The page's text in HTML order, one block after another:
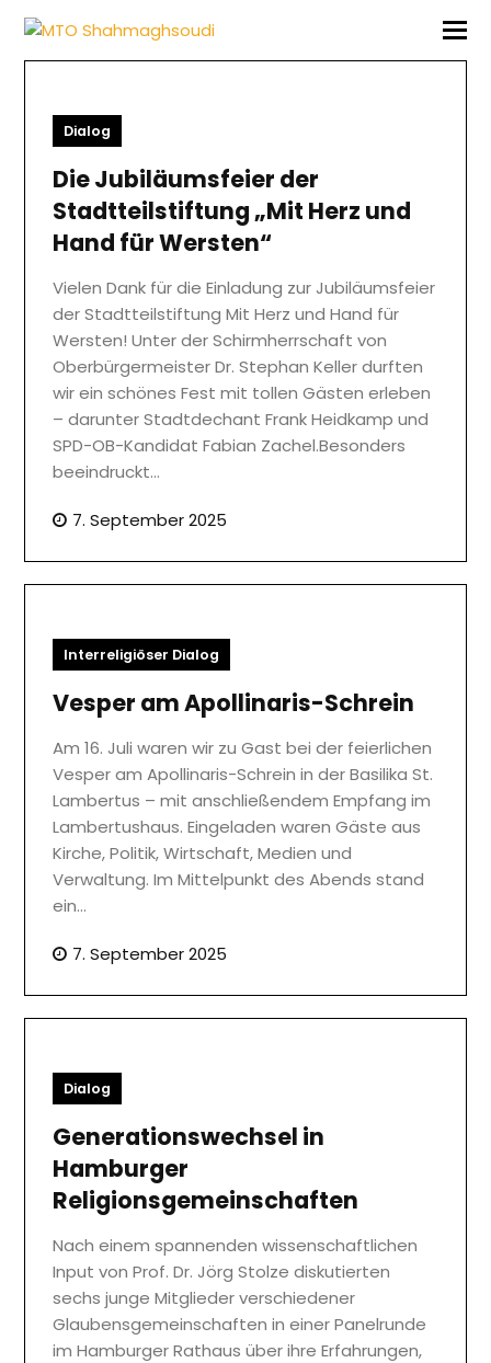
Dialog
Die Jubiläumsfeier der
Stadtteilstiftung „Mit Herz und
Hand für Wersten“
Vielen Dank für die Einladung zur Jubiläumsfeier
der Stadtteilstiftung Mit Herz und Hand für
Wersten! Unter der Schirmherrschaft von
Oberbürgermeister Dr. Stephan Keller durften
wir ein schönes Fest mit tollen Gästen erleben
– darunter Stadtdechant Frank Heidkamp und
SPD-OB-Kandidat Fabian Zachel.Besonders
beeindruckt…
7. September 2025
Interreligiöser Dialog
Vesper am Apollinaris-Schrein
Am 16. Juli waren wir zu Gast bei der feierlichen
Vesper am Apollinaris-Schrein in der Basilika St.
Lambertus – mit anschließendem Empfang im
Lambertushaus. Eingeladen waren Gäste aus
Kirche, Politik, Wirtschaft, Medien und
Verwaltung. Im Mittelpunkt des Abends stand
ein…
7. September 2025
Dialog
Generationswechsel in
Hamburger
Religionsgemeinschaften
Nach einem spannenden wissenschaftlichen
Input von Prof. Dr. Jörg Stolze diskutierten
sechs junge Mitglieder verschiedener
Glaubensgemeinschaften in einer Panelrunde
im Hamburger Rathaus über ihre Erfahrungen,